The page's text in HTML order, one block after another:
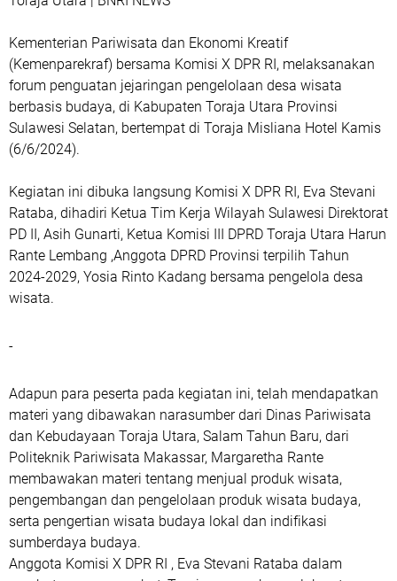
Kementerian Pariwisata dan Ekonomi Kreatif
(Kemenparekraf) bersama Komisi X DPR RI, melaksanakan
forum penguatan jejaringan pengelolaan desa wisata
berbasis budaya, di Kabupaten Toraja Utara Provinsi
Sulawesi Selatan, bertempat di Toraja Misliana Hotel Kamis
(6/6/2024).
Kegiatan ini dibuka langsung Komisi X DPR RI, Eva Stevani
Rataba, dihadiri Ketua Tim Kerja Wilayah Sulawesi Direktorat
PD II, Asih Gunarti, Ketua Komisi III DPRD Toraja Utara Harun
Rante Lembang ,Anggota DPRD Provinsi terpilih Tahun
2024-2029, Yosia Rinto Kadang bersama pengelola desa
wisata.
-
Adapun para peserta pada kegiatan ini, telah mendapatkan
materi yang dibawakan narasumber dari Dinas Pariwisata
dan Kebudayaan Toraja Utara, Salam Tahun Baru, dari
Politeknik Pariwisata Makassar, Margaretha Rante
membawakan materi tentang menjual produk wisata,
pengembangan dan pengelolaan produk wisata budaya,
serta pengertian wisata budaya lokal dan indifikasi
sumberdaya budaya.
Anggota Komisi X DPR RI , Eva Stevani Rataba dalam